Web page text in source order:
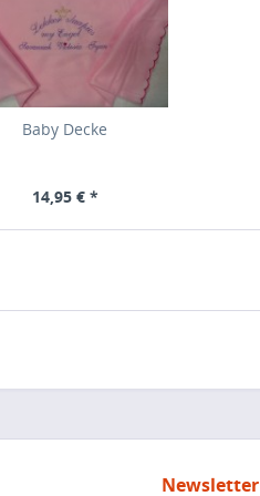
Baby Decke
14,95 € *
Newsletter